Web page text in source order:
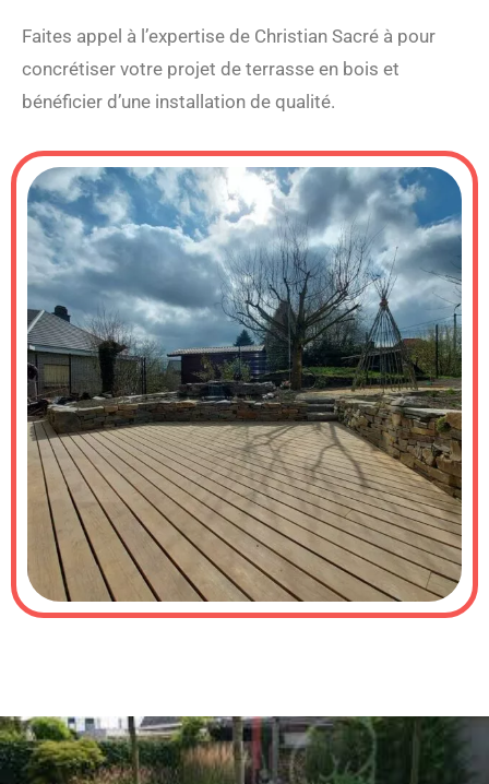
Faites appel à l’expertise de Christian Sacré à pour
concrétiser votre projet de terrasse en bois et
bénéficier d’une installation de qualité.